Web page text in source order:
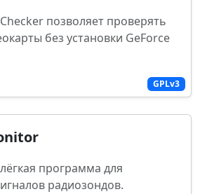
GPLv3
позволяет проверять
без установки GeForce
программа для
радиозондов.